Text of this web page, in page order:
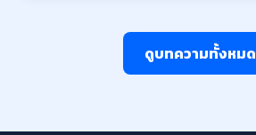
ดูบทความทั้งหมด